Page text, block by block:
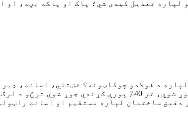
لپاره تعدیل کیدی شي؛ پاک او پاکه بڼه،
د فولادو چوکاټونه؟ غښتلي، اسانه،